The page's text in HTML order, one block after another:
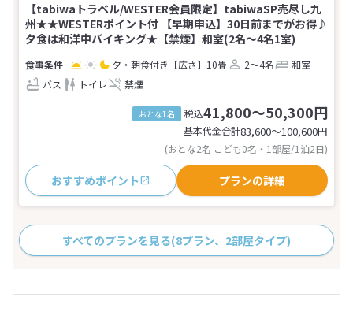
【tabiwaトラベル/WESTER会員限定】tabiwaSP売尽し九
州★★WESTERポイント付 【早期申込】30日前までがお得♪
夕食は和洋中バイキング★【禁煙】和室(2名～4名1室)
夕・朝食付き 【広さ】10畳 2～4名
和室
バス
トイレ 禁煙
おとな1名 税込41,800～50,300円
基本代金合計83,600〜100,600円
(おとな2名 こども0名・1部屋/1泊2日)
おすすめポイント プランの詳細
すべてのプランを見る(8プラン、2部屋タイプ)